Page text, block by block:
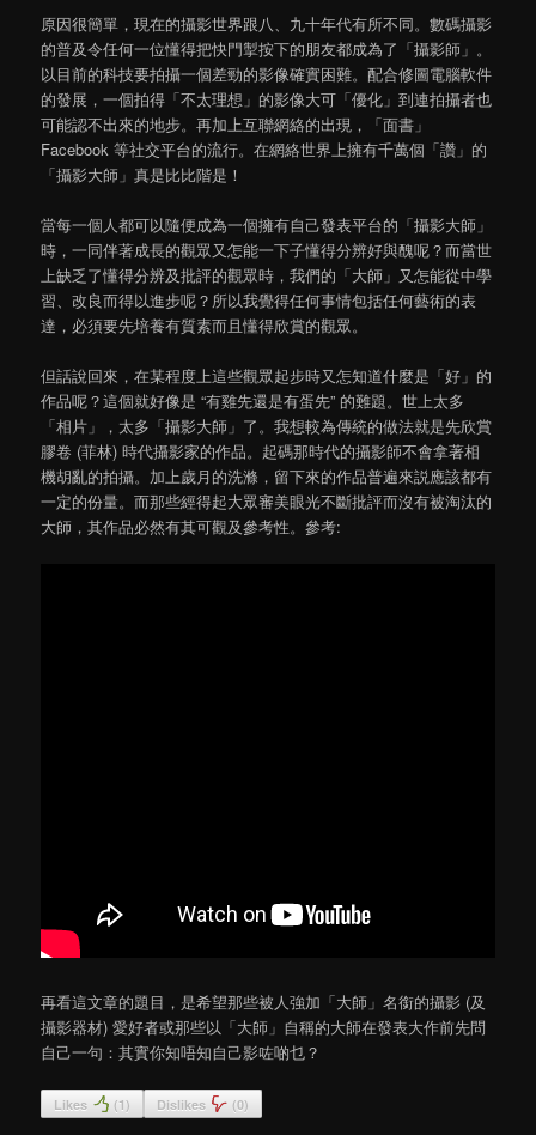
原因很簡單，現在的攝影世界跟八、九十年代有所不同。數碼攝影
的普及令任何一位懂得把快門掣按下的朋友都成為了「攝影師」。
以目前的科技要拍攝一個差勁的影像確實困難。配合修圖電腦軟件
的發展，一個拍得「不太理想」的影像大可「優化」到連拍攝者也
可能認不出來的地步。再加上互聯網絡的出現，「面書」
Facebook 等社交平台的流行。在網絡世界上擁有千萬個「讚」的
「攝影大師」真是比比階是！
當每一個人都可以隨便成為一個擁有自己發表平台的「攝影大師」
時，一同伴著成長的觀眾又怎能一下子懂得分辨好與醜呢？而當世
上缺乏了懂得分辨及批評的觀眾時，我們的「大師」又怎能從中學
習、改良而得以進步呢？所以我覺得任何事情包括任何藝術的表
達，必須要先培養有質素而且懂得欣賞的觀眾。
但話說回來，在某程度上這些觀眾起步時又怎知道什麼是「好」的
作品呢？這個就好像是 “有雞先還是有蛋先” 的難題。世上太多
「相片」，太多「攝影大師」了。我想較為傳統的做法就是先欣賞
膠卷 (菲林) 時代攝影家的作品。起碼那時代的攝影師不會拿著相
機胡亂的拍攝。加上歲月的洗滌，留下來的作品普遍來説應該都有
一定的份量。而那些經得起大眾審美眼光不斷批評而沒有被淘汰的
大師，其作品必然有其可觀及參考性。參考:
再看這文章的題目，是希望那些被人強加「大師」名銜的攝影 (及
攝影器材) 愛好者或那些以「大師」自稱的大師在發表大作前先問
自己一句：其實你知唔知自己影咗啲乜？
Likes (1) Dislikes (0)